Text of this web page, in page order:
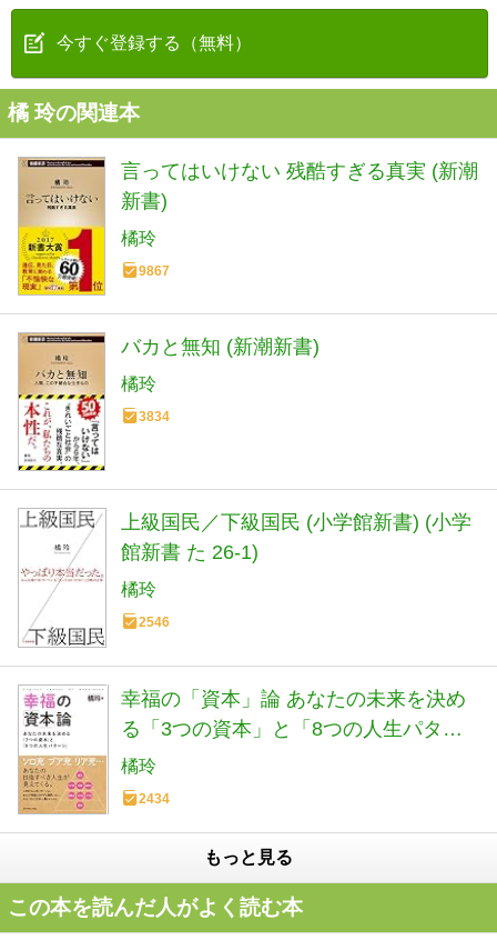
今すぐ登録する（無料）
橘 玲の関連本
言ってはいけない 残酷すぎる真実 (新潮
新書)
橘玲
9867
バカと無知 (新潮新書)
橘玲
3834
上級国民／下級国民 (小学館新書) (小学
館新書 た 26-1)
橘玲
2546
幸福の「資本」論 あなたの未来を決め
る「3つの資本」と「8つの人生パター
ン」
橘玲
2434
もっと見る
この本を読んだ人がよく読む本